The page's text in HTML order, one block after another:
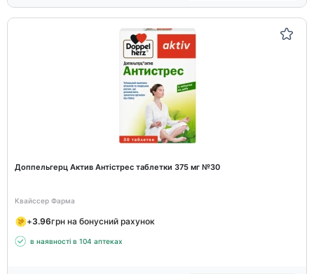
Доппельгерц Актив Антістрес таблетки 375 мг №30
Квайссер Фарма
+3.96грн на бонусний рахунок
в наявності в 104 аптеках